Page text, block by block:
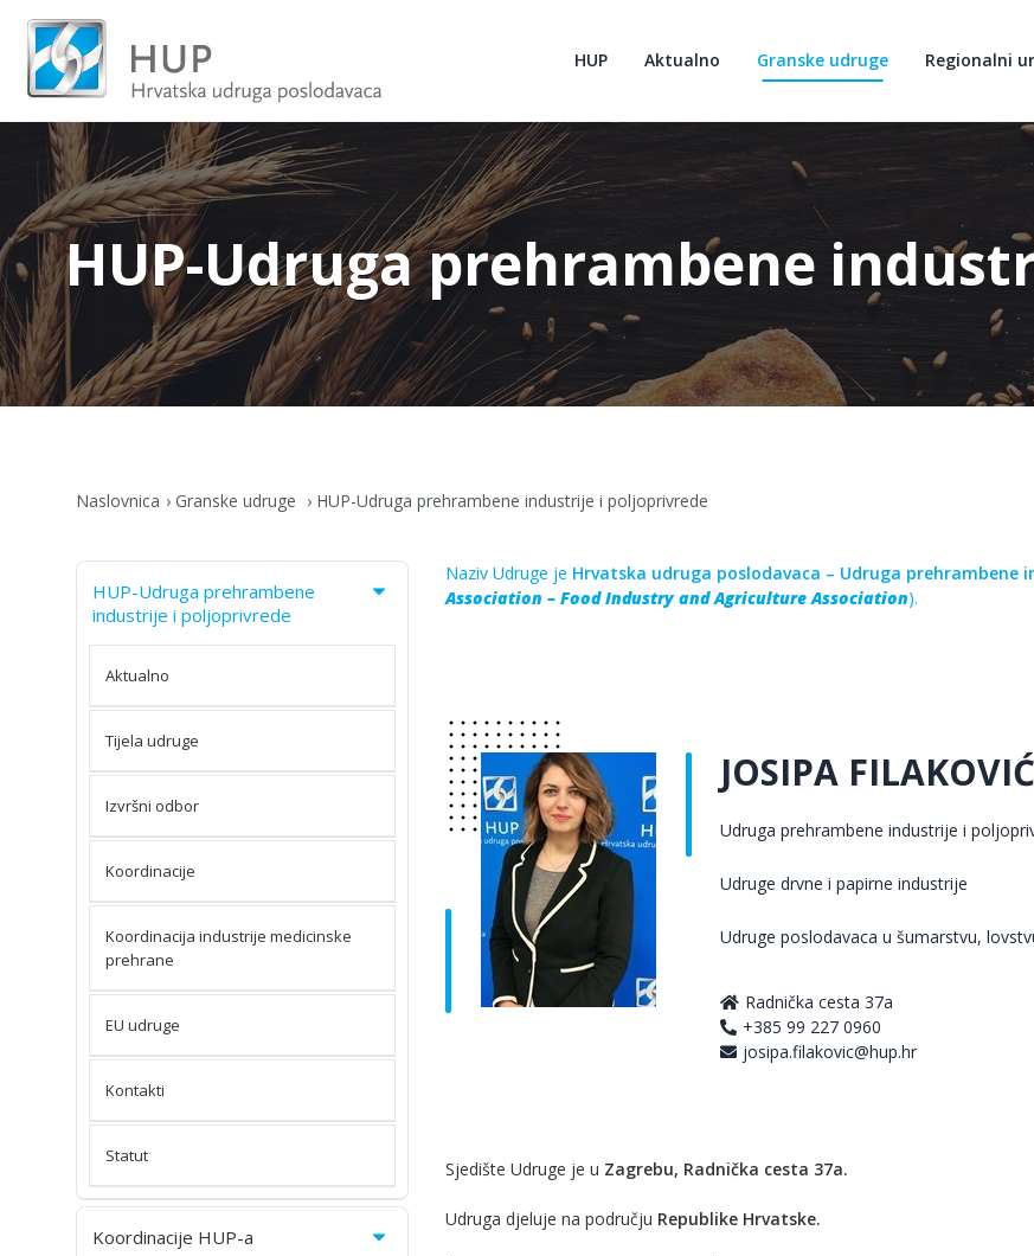
HUP Aktualno Granske udruge Regionalni
HUP-Udruga prehrambene
Naslovnica Granske udruge HUP-Udruga prehrambene industrije i poljoprivrede
HUP-Udruga prehrambene
industrije i poljoprivrede
Aktualno
Tijela udruge
Izvršni odbor
Koordinacije
Koordinacija industrije medicinske
prehrane
EU udruge
Kontakti
Statut
Koordinacije HUP-a
Naziv Udruge je Hrvatska udruga poslodavaca – Udruga prehrambene
Association – Food Industry and Agriculture Association).
JOSIPA FILAKOVIĆ
Udruga prehrambene industrije i
Udruge drvne i papirne industrije
Udruge poslodavaca u šumarstvu,
Radnička cesta 37a
+385 99 227 0960
josipa.filakovic@hup.hr
Sjedište Udruge je u Zagrebu, Radnička cesta 37a.
Udruga djeluje na području Republike Hrvatske.